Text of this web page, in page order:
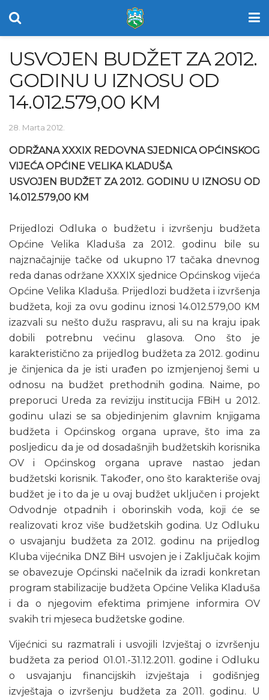
USVOJEN BUDŽET ZA 2012.
GODINU U IZNOSU OD
14.012.579,00 KM
28. Marta 2012.
ODRŽANA XXXIX REDOVNA SJEDNICA OPĆINSKOG
VIJEĆA OPĆINE VELIKA KLADUŠA
USVOJEN BUDŽET ZA 2012. GODINU U IZNOSU OD
14.012.579,00 KM
Prijedlozi Odluka o budžetu i izvršenju budžeta
Općine Velika Kladuša za 2012. godinu bile su
najznačajnije tačke od ukupno 17 tačaka dnevnog
reda danas održane XXXIX sjednice Općinskog vijeća
Općine Velika Kladuša. Prijedlozi budžeta i izvršenja
budžeta, koji za ovu godinu iznosi 14.012.579,00 KM
izazvali su nešto dužu raspravu, ali su na kraju ipak
dobili potrebnu većinu glasova. Ono što je
karakteristično za prijedlog budžeta za 2012. godinu
je činjenica da je isti urađen po izmjenjenoj šemi u
odnosu na budžet prethodnih godina. Naime, po
preporuci Ureda za reviziju institucija FBiH u 2012.
godinu ulazi se sa objedinjenim glavnim knjigama
budžeta i Općinskog organa uprave, što ima za
posljedicu da je od dosadašnjih budžetskih korisnika
OV i Općinskog organa uprave nastao jedan
budžetski korisnik. Također, ono što karakteriše ovaj
budžet je i to da je u ovaj budžet uključen i projekt
Odvodnje otpadnih i oborinskih voda, koji će se
realizovati kroz više budžetskih godina. Uz Odluku
o usvajanju budžeta za 2012. godinu na prijedlog
Kluba vijećnika DNZ BiH usvojen je i Zaključak kojim
se obavezuje Općinski načelnik da izradi konkretan
program stabilizacije budžeta Općine Velika Kladuša
i da o njegovim efektima primjene informira OV
svakih tri mjeseca budžetske godine.
Vijećnici su razmatrali i usvojili Izvještaj o izvršenju
budžeta za period 01.01.-31.12.2011. godine i Odluku
o usvajanju financijskih izvještaja i godišnjeg
izvještaja o izvršenju budžeta za 2011. godinu. U